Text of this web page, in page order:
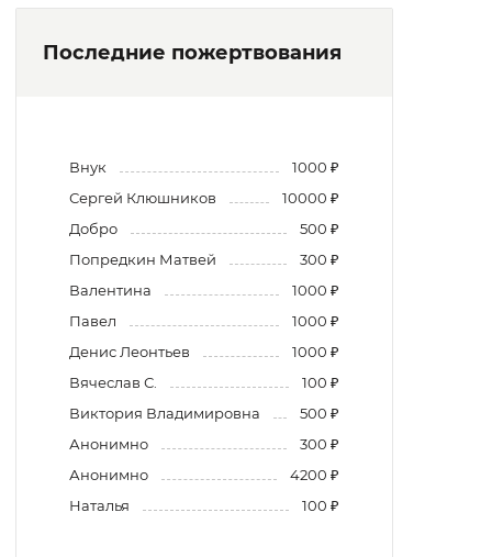
Последние пожертвования
Внук
1000 ₽
Сергей Клюшников
10000 ₽
Добро
500 ₽
Попредкин Матвей
300 ₽
Валентина
1000 ₽
Павел
1000 ₽
Денис Леонтьев
1000 ₽
Вячеслав С.
100 ₽
Виктория Владимировна
500 ₽
Анонимно
300 ₽
Анонимно
4200 ₽
Наталья
100 ₽